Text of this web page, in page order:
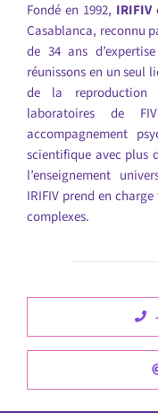
Fondé en 1992, IRIFIV
Casablanca, reconnu
de 34 ans
réunissons en un seul
de la reproduction
laboratoires de
accompagnement
scientifique avec plus
l’enseignement
IRIFIV prend en
complexes.